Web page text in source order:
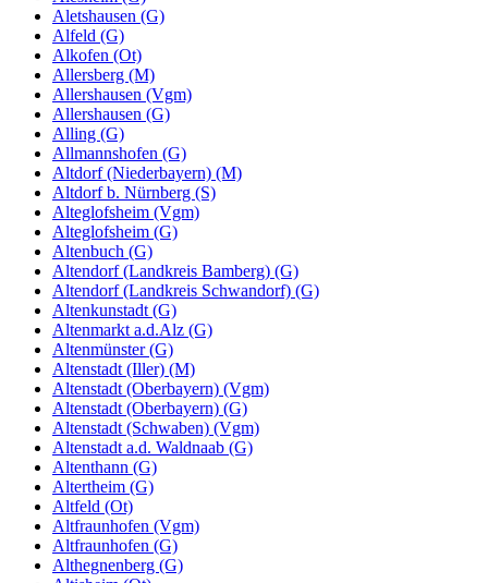
Aletshausen (G)
Alfeld (G)
Alkofen (Ot)
Allersberg (M)
Allershausen (Vgm)
Allershausen (G)
Alling (G)
Allmannshofen (G)
Altdorf (Niederbayern) (M)
Altdorf b. Nürnberg (S)
Alteglofsheim (Vgm)
Alteglofsheim (G)
Altenbuch (G)
Altendorf (Landkreis Bamberg) (G)
Altendorf (Landkreis Schwandorf) (G)
Altenkunstadt (G)
Altenmarkt a.d.Alz (G)
Altenmünster (G)
Altenstadt (Iller) (M)
Altenstadt (Oberbayern) (Vgm)
Altenstadt (Oberbayern) (G)
Altenstadt (Schwaben) (Vgm)
Altenstadt a.d. Waldnaab (G)
Altenthann (G)
Altertheim (G)
Altfeld (Ot)
Altfraunhofen (Vgm)
Altfraunhofen (G)
Althegnenberg (G)